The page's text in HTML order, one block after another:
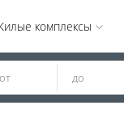
комплексы